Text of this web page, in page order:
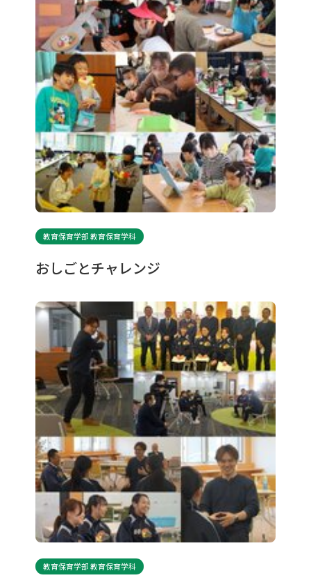
教育保育学部 教育保育学科
おしごとチャレンジ
教育保育学部 教育保育学科